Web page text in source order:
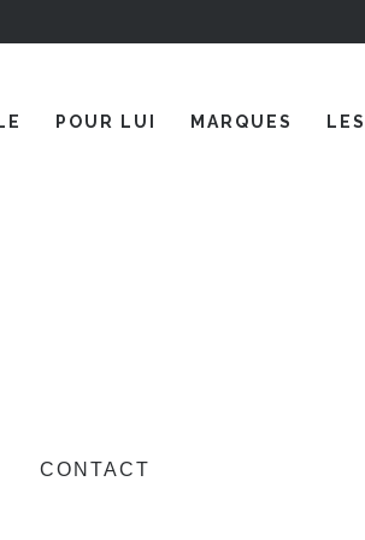
POUR LUI MARQUES
CONTACT